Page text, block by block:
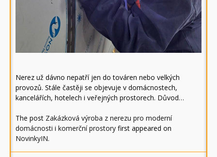
Nerez už dávno nepatří jen do továren nebo velkých
provozů. Stále častěji se objevuje v domácnostech,
kancelářích, hotelech i veřejných prostorech. Důvod…
The post Zakázková výroba z nerezu pro moderní
domácnosti i komerční prostory first appeared on
NovinkyIN.